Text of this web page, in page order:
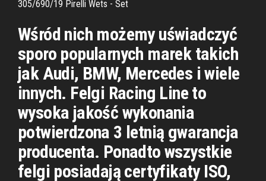
305/690/19 Pirelli Wets - Set
Wśród nich możemy uświadczyć
sporo popularnych marek takich
jak Audi, BMW, Mercedes i wiele
innych. Felgi Racing Line to
wysoka jakość wykonania
potwierdzona 3 letnią gwarancja
producenta. Ponadto wszystkie
felgi posiadają certyfikaty ISO,